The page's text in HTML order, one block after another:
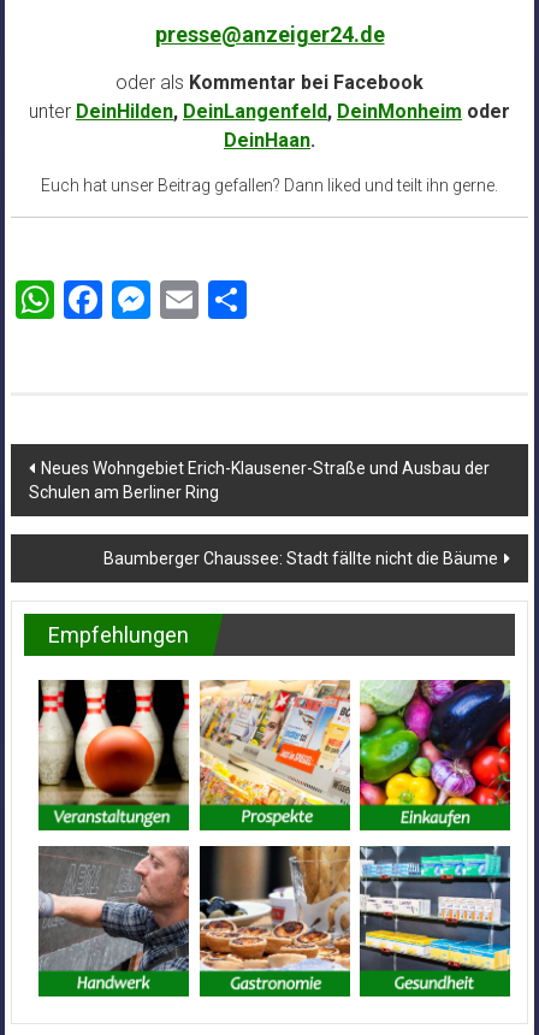
presse@anzeiger24.de
oder als Kommentar bei Facebook
unter DeinHilden, DeinLangenfeld, DeinMonheim oder
DeinHaan.
Euch hat unser Beitrag gefallen? Dann liked und teilt ihn gerne.
WhatsApp
Facebook
Messenger
EmailTeilen
Beitragsnavigation
Neues Wohngebiet Erich-Klausener-Straße und Ausbau der
Schulen am Berliner Ring
Baumberger Chaussee: Stadt fällte nicht die Bäume
Empfehlungen